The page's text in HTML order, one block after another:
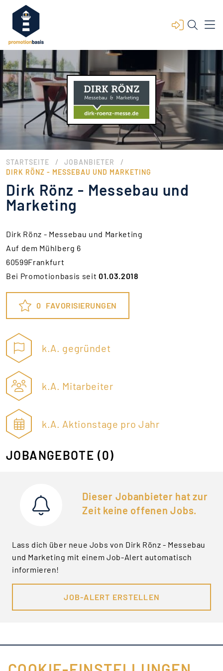
STARTSEITE / JOBANBIETER /
DIRK RÖNZ - MESSEBAU UND MARKETING
Dirk Rönz - Messebau und
Marketing
Dirk Rönz - Messebau und Marketing
Auf dem Mühlberg 6
60599Frankfurt
Bei Promotionbasis seit01.03.2018
0 FAVORISIERUNGEN
k.A. gegründet
k.A. Mitarbeiter
k.A. Aktionstage pro Jahr
JOBANGEBOTE (0)
Dieser Jobanbieter hat zur
Zeit keine offenen Jobs.
Lass dich über neue Jobs von Dirk Rönz - Messebau
und Marketing mit einem Job-Alert automatisch
informieren!
JOB-ALERT ERSTELLEN